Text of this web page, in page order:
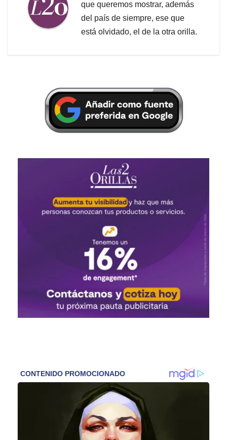
que queremos mostrar, además
del país de siempre, ese que
está olvidado, el de la otra orilla.